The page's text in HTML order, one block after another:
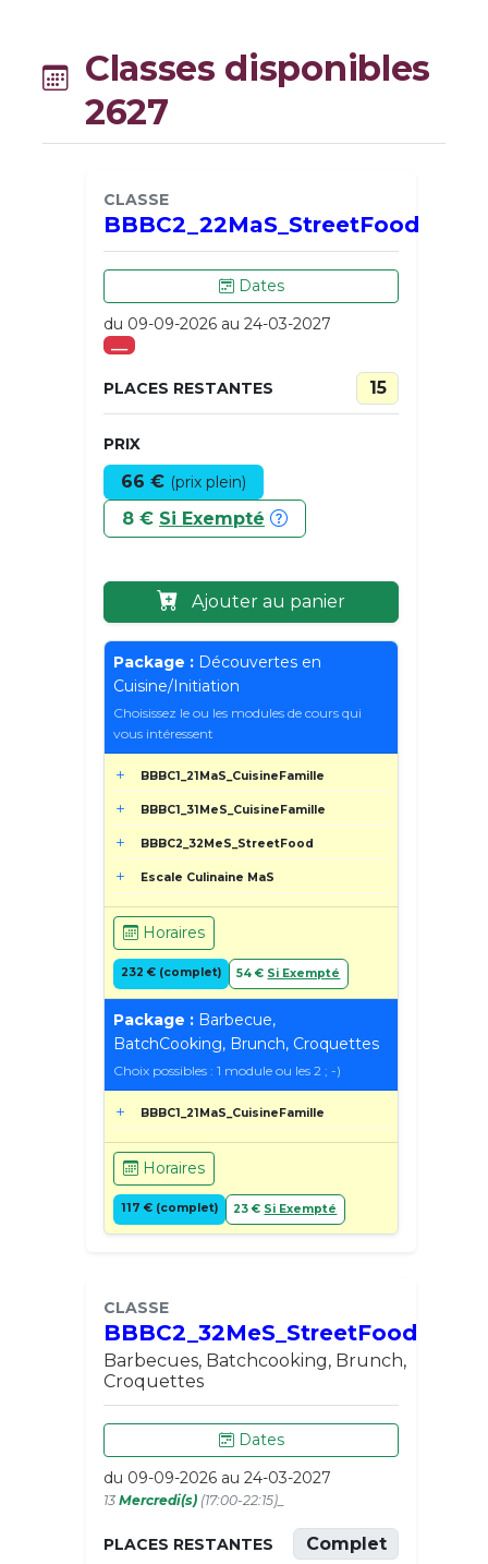
Classes disponibles
2627
CLASSE
BBBC2_22MaS_StreetFood
Dates
du 09-09-2026 au 24-03-2027
___
PLACES RESTANTES 15
PRIX
66 € (prix plein)
8 € Si Exempté
Ajouter au panier
Package : Découvertes en
Cuisine/Initiation
Choisissez le ou les modules de cours qui
vous intéressent
BBBC1_21MaS_CuisineFamille
BBBC1_31MeS_CuisineFamille
BBBC2_32MeS_StreetFood
Escale Culinaine MaS
Horaires
232 € (complet) 54 € Si Exempté
Package : Barbecue,
BatchCooking, Brunch, Croquettes
Choix possibles : 1 module ou les 2 ; -)
BBBC1_21MaS_CuisineFamille
Horaires
117 € (complet) 23 € Si Exempté
CLASSE
BBBC2_32MeS_StreetFood
Barbecues, Batchcooking, Brunch,
Croquettes
Dates
du 09-09-2026 au 24-03-2027
13 Mercredi(s) (17:00-22:15)_
PLACES RESTANTES Complet